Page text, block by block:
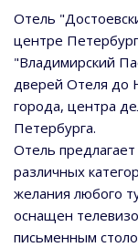
Отель
центре
"Владимирский
дверей Отеля до
города, центра
Петербурга.
Отель
различных
желания любого
оснащен
письменным